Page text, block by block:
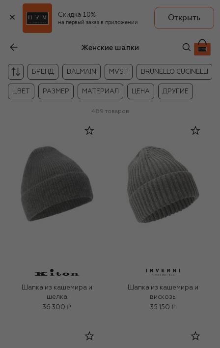
Скидка 10%
на первый заказ в приложении
Открыть
Женские шапки
БРЕНД BALMAIN MVST BRUNELLO CUCINELLI
ЦВЕТ РАЗМЕР МАТЕРИАЛ ЦЕНА ДРУГИЕ
489 товаров
Шапка из кашемира и
шелка
36 300 ₽
Шапка из кашемира и
вискозы
35 150 ₽